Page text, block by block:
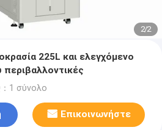
2/2
225L και ελεγχόμενο
περιβαλλοντικές
：1 σύνολο
Επικοινωνήστε